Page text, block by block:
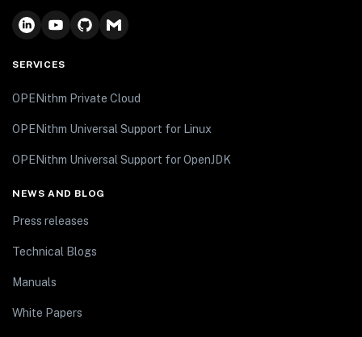
SERVICES
OPENithm Private Cloud
OPENithm Universal Support for Linux
OPENithm Universal Support for OpenJDK
NEWS AND BLOG
Press releases
Technical Blogs
Manuals
White Papers